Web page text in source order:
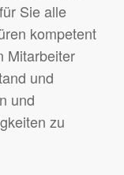
Sie alle
kompetent
Mitarbeiter
und
und
zu